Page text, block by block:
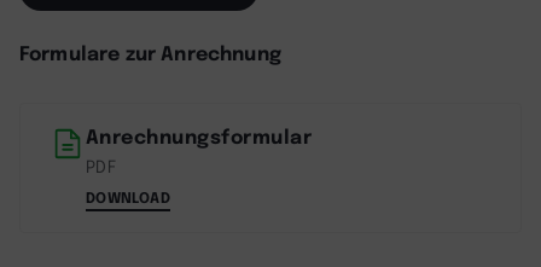
Formulare zur Anrechnung
Anrechnungsformular
PDF
DOWNLOAD